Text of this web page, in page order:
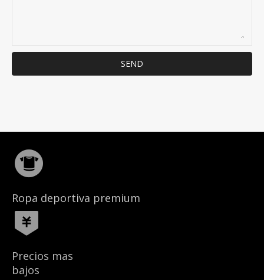
SEND
Ropa deportiva premium
Precios mas
bajos